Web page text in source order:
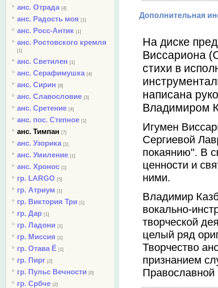
анс. Отрада [4]
анс. Радость моя [1]
анс. Росс-Антик [1]
анс. Ростовского кремля
[1]
анс. Светилен [1]
анс. Серафимушка [4]
анс. Сирин [8]
анс. Славословие [3]
анс. Сретение [4]
анс. пос. Степное [1]
анс. Тимпан [7]
анс. Узорика [1]
анс. Умиление [1]
анс. Хронос [1]
гр. LARGO [5]
гр. Атриум [1]
гр. Виктория Три [1]
гр. Дар [1]
гр. Ладони [1]
гр. Миссия [1]
гр. Отава Ё [1]
гр. Пирг [2]
гр. Пульс Вечности [0]
гр. Србче [2]
Дополнительная
На диске
Виссариона
стихи в
написана
Владимиром
Игумен
Сергиевой
покаянию". В
ценности и
ними.
Владимир
вокально-
творческой
целый ряд
Творчество
признанием
Православной